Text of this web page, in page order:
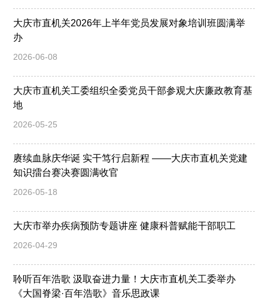
大庆市直机关2026年上半年党员发展对象培训班圆满举
办
2026-06-08
大庆市直机关工委组织全委党员干部参观大庆廉政教育基
地
2026-05-25
赓续血脉庆华诞 实干笃行启新程 ——大庆市直机关党建
知识擂台赛决赛圆满收官
2026-05-18
大庆市举办疾病预防专题讲座 健康科普赋能干部职工
2026-04-29
聆听百年浩歌 汲取奋进力量！大庆市直机关工委举办
《大国脊梁·百年浩歌》音乐思政课